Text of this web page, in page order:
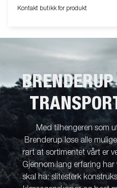
Kontakt butikk for produkt
Med tilhengeren som
Brenderup løse alle
rart at sortimentet vårt er
Gjennom lang erfaring
skal ha: slitesterk